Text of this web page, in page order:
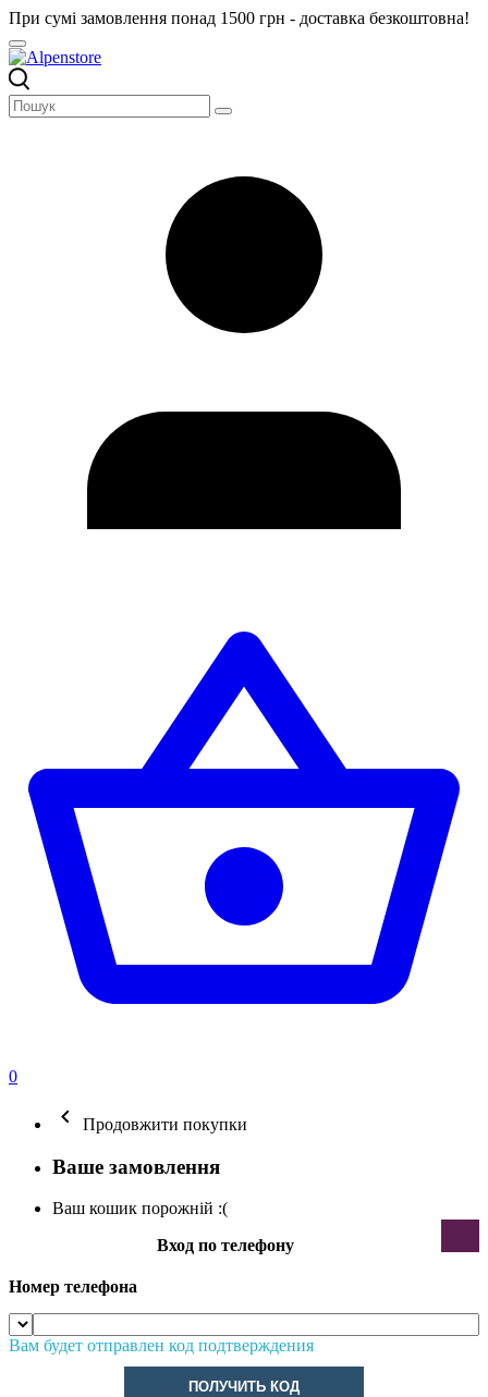
При сумі замовлення понад 1500 грн - доставка безкоштовна!
0
Продовжити покупки
Ваше замовлення
Ваш кошик порожній :(
Вход по телефону
Номер телефона
Вам будет отправлен код подтверждения
ПОЛУЧИТЬ КОД